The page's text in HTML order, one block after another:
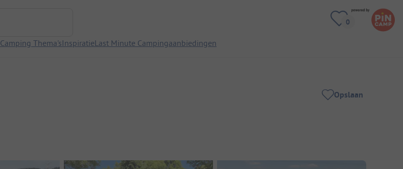
Camping Thema'sInspiratieLast Minute Campingaanbiedingen
Opslaan